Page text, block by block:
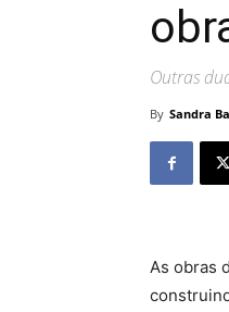
Outras
By Sandra
As obras